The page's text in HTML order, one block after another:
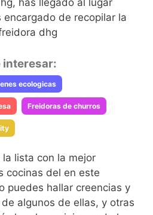
has llegado al lugar
encargado de recopilar la
dhg
interesar:
ecologicas
Freidoras de churros
lista con la mejor
cocinas del en este
puedes hallar creencias y
algunos de ellas, y otras